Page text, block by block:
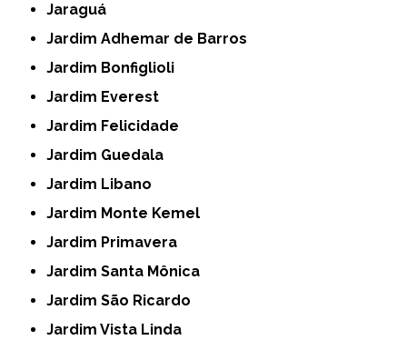
Jaraguá
Jardim Adhemar de Barros
Jardim Bonfiglioli
Jardim Everest
Jardim Felicidade
Jardim Guedala
Jardim Libano
Jardim Monte Kemel
Jardim Primavera
Jardim Santa Mônica
Jardim São Ricardo
Jardim Vista Linda